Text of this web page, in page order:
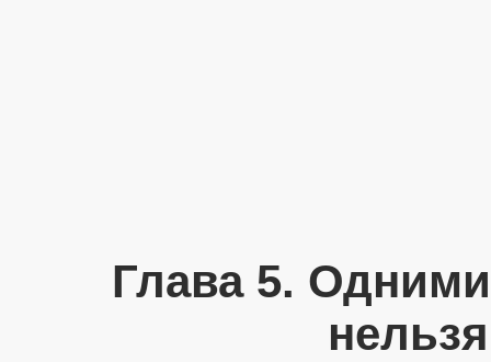
Глава 5.